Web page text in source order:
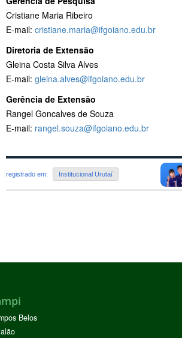
Cristiane Maria Ribeiro
E-mail: cristiane.maria@ifgoiano.edu.br
Diretoria de Extensão
Gleina Costa Silva Alves
E-mail: gleina.alves@ifgoiano.edu.br
Gerência de Extensão
Rangel Goncalves de Souza
E-mail: rangel.souza@ifgoiano.edu.br
registrado em: Institucional Urutaí
Belos